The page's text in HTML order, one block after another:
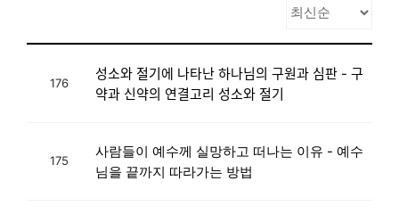
176
성소와 절기에 나타난 하나님의 구원과 심판 - 구
약과 신약의 연결고리 성소와 절기
175
사람들이 예수께 실망하고 떠나는 이유 - 예수
님을 끝까지 따라가는 방법